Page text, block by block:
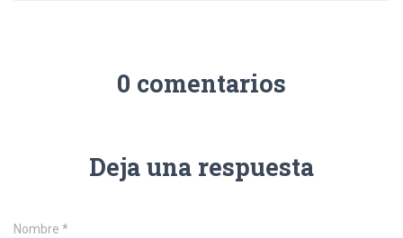
0 comentarios
Deja una respuesta
Nombre *